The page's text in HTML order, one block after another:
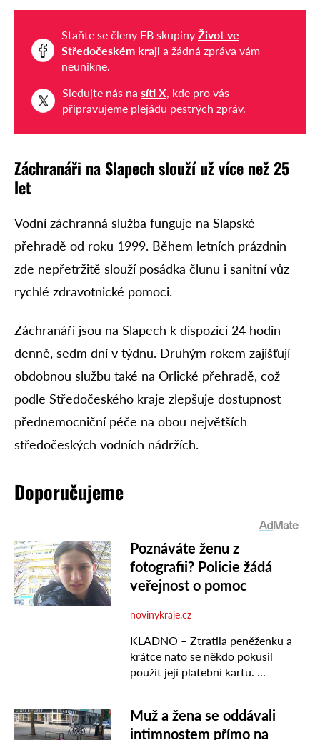
Staňte se členy FB skupiny Život ve
Středočeském kraji a žádná zpráva vám
neunikne.
Sledujte nás na síti X, kde pro vás
připravujeme plejádu pestrých zpráv.
Záchranáři na Slapech slouží už více než 25
let
Vodní záchranná služba funguje na Slapské
přehradě od roku 1999. Během letních prázdnin
zde nepřetržitě slouží posádka člunu i sanitní vůz
rychlé zdravotnické pomoci.
Záchranáři jsou na Slapech k dispozici 24 hodin
denně, sedm dní v týdnu. Druhým rokem zajišťují
obdobnou službu také na Orlické přehradě, což
podle Středočeského kraje zlepšuje dostupnost
přednemocniční péče na obou největších
středočeských vodních nádržích.
Doporučujeme